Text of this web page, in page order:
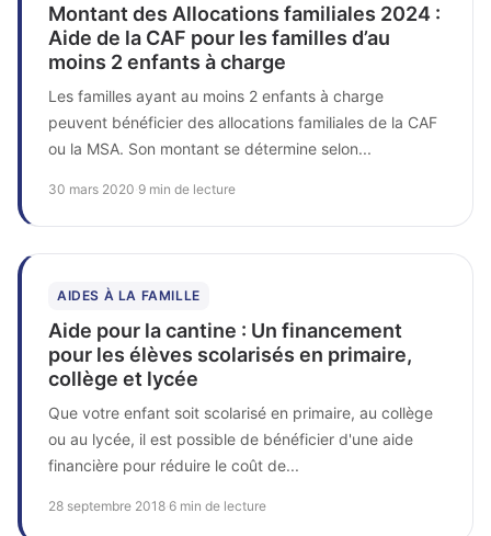
Montant des Allocations familiales 2024 :
Aide de la CAF pour les familles d’au
moins 2 enfants à charge
Les familles ayant au moins 2 enfants à charge
peuvent bénéficier des allocations familiales de la CAF
ou la MSA. Son montant se détermine selon...
30 mars 2020 9 min de lecture
AIDES À LA FAMILLE
Aide pour la cantine : Un financement
pour les élèves scolarisés en primaire,
collège et lycée
Que votre enfant soit scolarisé en primaire, au collège
ou au lycée, il est possible de bénéficier d'une aide
financière pour réduire le coût de...
28 septembre 2018 6 min de lecture